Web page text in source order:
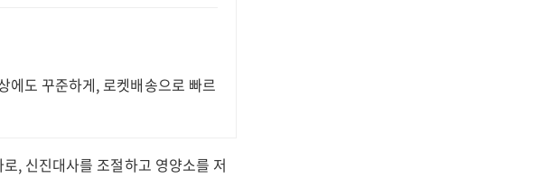
에도 꾸준하게, 로켓배송으로 빠르
, 신진대사를 조절하고 영양소를 저